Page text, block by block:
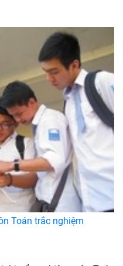
Toán trắc nghiệm